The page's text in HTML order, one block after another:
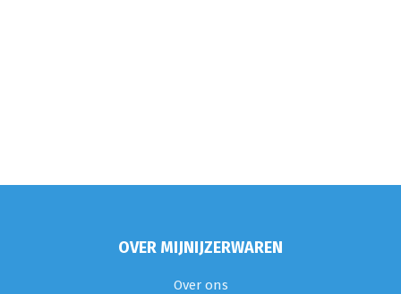
OVER MIJNIJZERWAREN
Over ons